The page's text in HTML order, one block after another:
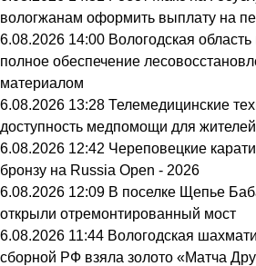
вологжанам оформить выплату на
6.08.2026 14:00 Вологодская
полное обеспечение
материалом
6.08.2026 13:28 Телемедицинские
доступность медпомощи для
6.08.2026 12:42 Череповецкие
бронзу на Russia Open - 2026
6.08.2026 12:09 В поселке Щепье
открыли отремонтированный мост
6.08.2026 11:44 Вологодская
сборной РФ взяла золото «Матча